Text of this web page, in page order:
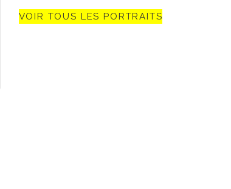
VOIR TOUS LES PORTRAITS